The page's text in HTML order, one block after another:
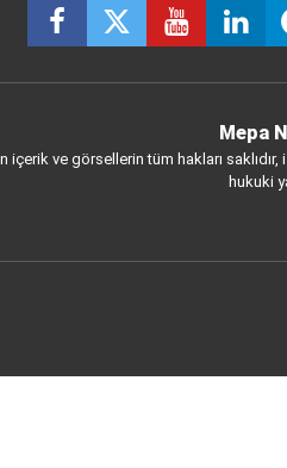
Mepa
içerik ve görsellerin tüm hakları saklıdır,
hukuki